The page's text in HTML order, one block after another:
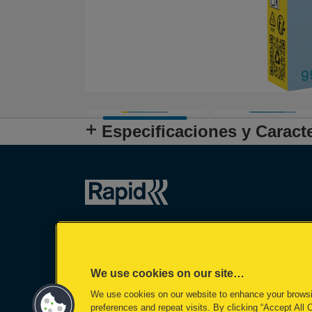
Especificaciones y
We use cookies on our site…
We use cookies on our website to enhance your
preferences and repeat visits. By clicking “Accept All